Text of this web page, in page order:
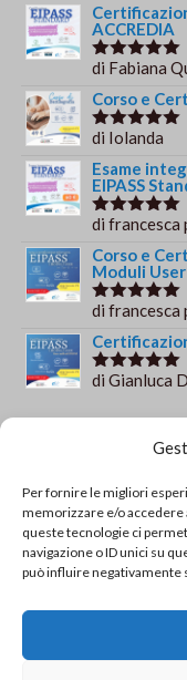
Per fornire le migliori
memorizzare e/o accedere
queste tecnologie ci
navigazione o ID unici su
può influire negativamente
ACCREDIA
Valutato5
di Fabiana
Corso e
Valutato5
di Iolanda
Esame
EIPASS
Valutato5
di francesca
Corso e
Moduli
Valutato5
di francesca
Valutato5
di Gianluca
84013 Cava de'
+39 329 952 9244
info@solsisacademy.it
Lun-Ven: 09:30-
Pausa pranzo: 13:30-
© Copyright -